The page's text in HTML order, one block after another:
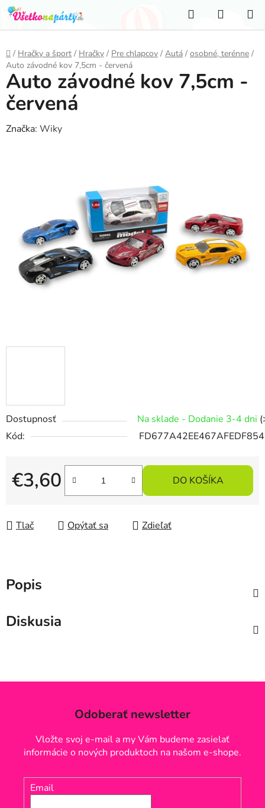
Prejsť
na
obsah
Hľadať
KOŠÍK
Domov
/ Hračky a šport / Hračky / Pre chlapcov / Autá / osobné, terénne /
Auto závodné kov 7,5cm - červená
Dostupnosť Na sklade - Dodanie 3-4 dni
Kód:
€3,60
Jednotková cena:
DO KOŠÍKA
Tlač Opýtať sa Zdieľať
Auto závodné kov 7,5cm -
červená
Značka: Wiky
Popis
Diskusia
Odoberať newsletter
Vložte svoj e-mail a my Vám budeme zasielať
informácie o nových produktoch na našom e-shope.
Email